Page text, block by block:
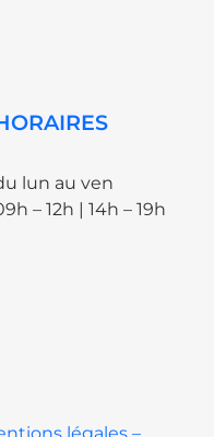
lun au ven
– 12h | 14h – 19h